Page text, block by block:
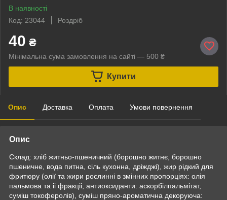
В наявності
Код: 23044
Роздріб
40 ₴
Мінімальна сума замовлення на сайті — 500 ₴
Купити
Опис Доставка Оплата Умови повернення
Опис
Склад: хліб житньо-пшеничний (борошно житнє, борошно
пшеничне, вода питна, сіль кухонна, дріжджі), жир рідкий для
фритюру (олії та жири рослинні в змінних пропорціях: олія
пальмова та іі фракціі, антиоксиданти: аскорбілпальмітат,
суміш токоферолів), суміш пряно-ароматична декоруюча: